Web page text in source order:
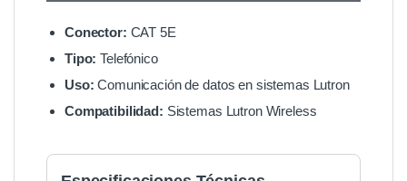
Conector: CAT 5E
Tipo: Telefónico
Uso: Comunicación de datos en sistemas Lutron
Compatibilidad: Sistemas Lutron Wireless